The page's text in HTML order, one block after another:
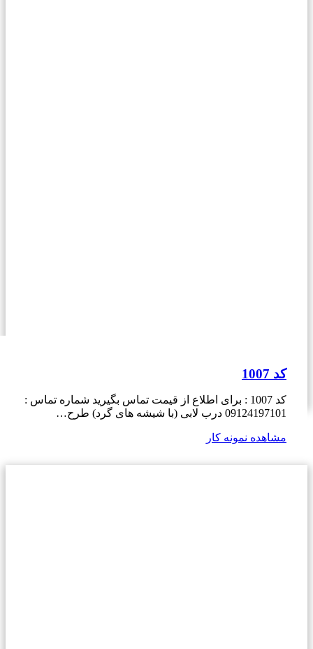
کد 1007
کد 1007 : برای اطلاع از قیمت تماس بگیرید شماره تماس :
09124197101 درب لابی (با شیشه های گرد) طرح…
مشاهده نمونه کار